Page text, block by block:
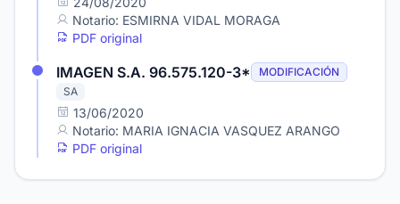
Notario: ESMIRNA VIDAL MORAGA
PDF original
IMAGEN S.A. 96.575.120-3*
MODIFICACIÓN
SA
13/06/2020
Notario: MARIA IGNACIA VASQUEZ ARANGO
PDF original